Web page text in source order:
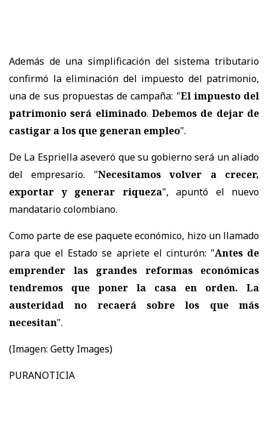
Además de una simplificación del sistema tributario
confirmó la eliminación del impuesto del patrimonio,
una de sus propuestas de campaña: "El impuesto del
patrimonio será eliminado.Debemos de dejar de
castigar a los que generan empleo".
De La Espriella aseveró que su gobierno será un aliado
del empresario. "Necesitamos volver a crecer,
exportar y generar riqueza", apuntó el nuevo
mandatario colombiano.
Como parte de ese paquete económico, hizo un llamado
para que el Estado se apriete el cinturón: "Antes de
emprender las grandes reformas económicas
tendremos que poner la casa en orden. La
austeridad no recaerá sobre los que más
necesitan".
(Imagen: Getty Images)
PURANOTICIA